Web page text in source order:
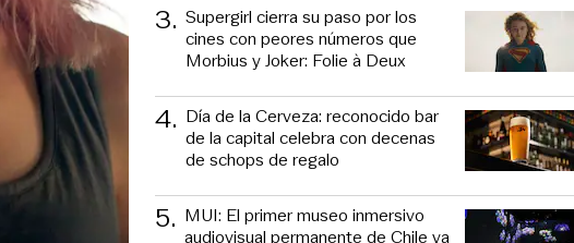
3. Supergirl cierra su paso por los
cines con peores números que
Morbius y Joker: Folie à Deux
4. Día de la Cerveza: reconocido bar
de la capital celebra con decenas
de schops de regalo
5. MUI: El primer museo inmersivo
audiovisual permanente de Chile ya